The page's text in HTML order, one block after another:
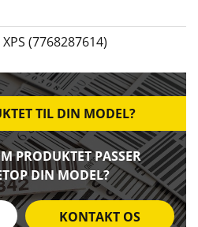
(7768287614)
TIL DIN MODEL?
PRODUKTET PASSER
DIN MODEL?
KONTAKT OS